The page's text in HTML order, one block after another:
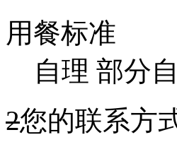
用餐标准
自理 部分
2您的联系方